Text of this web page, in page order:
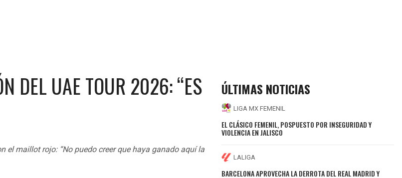
DEL UAE TOUR 2026: “ES
el maillot rojo: “No puedo creer que haya ganado aquí la
ÚLTIMAS NOTICIAS
LIGA MX FEMENIL
EL CLÁSICO FEMENIL, POSPUESTO POR INSEGURIDAD Y
VIOLENCIA EN JALISCO
LALIGA
BARCELONA APROVECHA LA DERROTA DEL REAL MADRID Y